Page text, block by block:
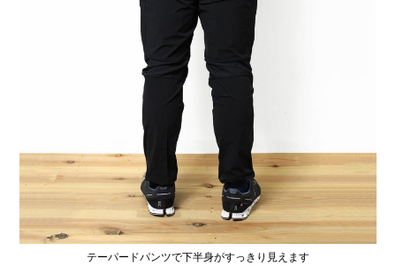
テーパードパンツで下半身がすっきり見えます